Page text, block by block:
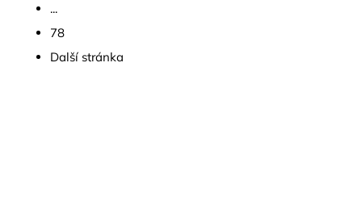
...
78
Další stránka